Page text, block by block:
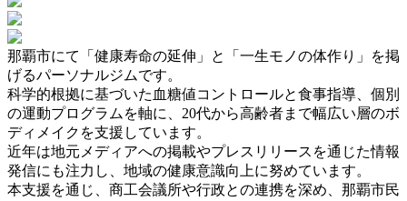
那覇市にて「健康寿命の延伸」と「一生モノの体作り」を掲
げるパーソナルジムです。
科学的根拠に基づいた血糖値コントロールと食事指導、個別
の運動プログラムを軸に、20代から高齢者まで幅広い層のボ
ディメイクを支援しています。
近年は地元メディアへの掲載やプレスリリースを通じた情報
発信にも注力し、地域の健康意識向上に努めています。
本支援を通じ、商工会議所や行政との連携を深め、那覇市民